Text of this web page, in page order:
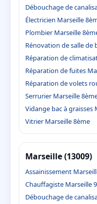
Débouchage de
Électricien Marseille
Plombier Marseille
Rénovation de salle de
Réparation de
Réparation de fuites
Réparation de volets
Serrurier Marseille
Vidange bac à graisses
Vitrier Marseille 8ème
Marseille (13009)
Assainissement
Chauffagiste Marseille
Débouchage de